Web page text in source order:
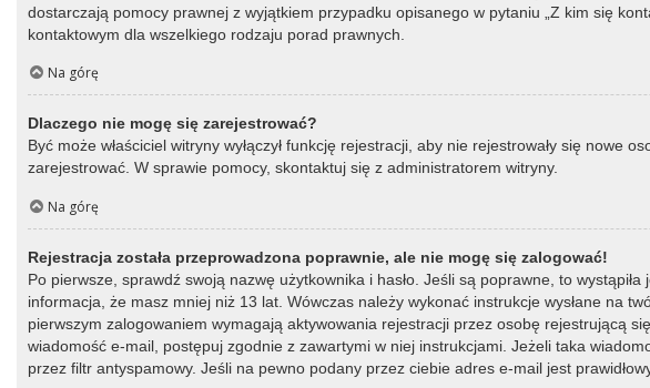
dostarczają pomocy prawnej z wyjątkiem przypadku opisanego w pytaniu „Z kim się
kontaktowym dla wszelkiego rodzaju porad prawnych.
Na górę
Dlaczego nie mogę się zarejestrować?
Być może właściciel witryny wyłączył funkcję rejestracji, aby nie rejestrowały się nowe
zarejestrować. W sprawie pomocy, skontaktuj się z administratorem witryny.
Na górę
Rejestracja została przeprowadzona poprawnie, ale nie mogę się zalogować!
Po pierwsze, sprawdź swoją nazwę użytkownika i hasło. Jeśli są poprawne, to
informacja, że masz mniej niż 13 lat. Wówczas należy wykonać instrukcje wysłane na
pierwszym zalogowaniem wymagają aktywowania rejestracji przez osobę rejestrującą
wiadomość e-mail, postępuj zgodnie z zawartymi w niej instrukcjami. Jeżeli taka
przez filtr antyspamowy. Jeśli na pewno podany przez ciebie adres e-mail jest